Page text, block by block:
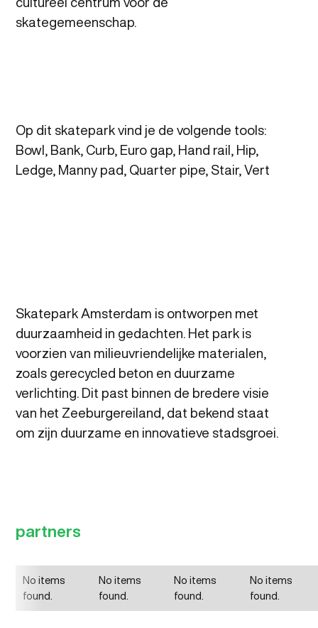
skategemeenschap.
Op dit skatepark vind je de volgende tools:
Bowl, Bank, Curb, Euro gap, Hand rail, Hip,
Ledge, Manny pad, Quarter pipe, Stair, Vert
Skatepark Amsterdam is ontworpen met
duurzaamheid in gedachten. Het park is
voorzien van milieuvriendelijke materialen,
zoals gerecycled beton en duurzame
verlichting. Dit past binnen de bredere visie
van het Zeeburgereiland, dat bekend staat
om zijn duurzame en innovatieve stadsgroei.
partners
No items
found.
No items
found.
No items
found.
No items
found.